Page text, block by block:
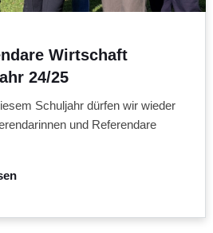
Wirtschaft
24/25
Schuljahr dürfen wir wieder
und Referendare